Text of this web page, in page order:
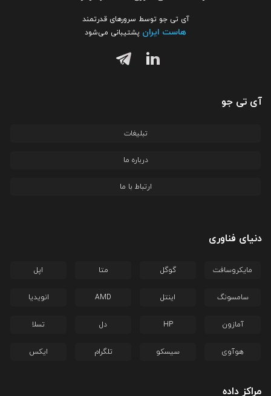
آی تی جو توسط سرورهای قدرتمند
هاست ایران پشتیبانی می‌شود
آی تی جو
تبلیغات
درباره ما
ارتباط با ما
دنیای فناوری
مایکروسافت گوگل متا اپل
سامسونگ اینتل AMD انویدیا
آمازون HP دل تسلا
هوآوی سیسکو تلگرام ایکس
مراکز داده